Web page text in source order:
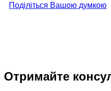
Поділіться Вашою думкою
Отримайте